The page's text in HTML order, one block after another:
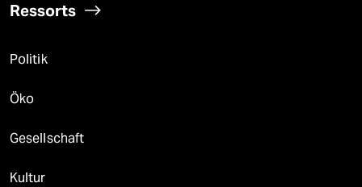
Ressorts
Politik
Öko
Gesellschaft
Kultur